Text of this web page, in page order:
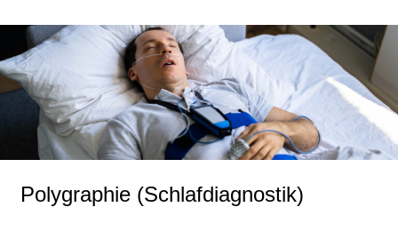
Polygraphie (Schlafdiagnostik)